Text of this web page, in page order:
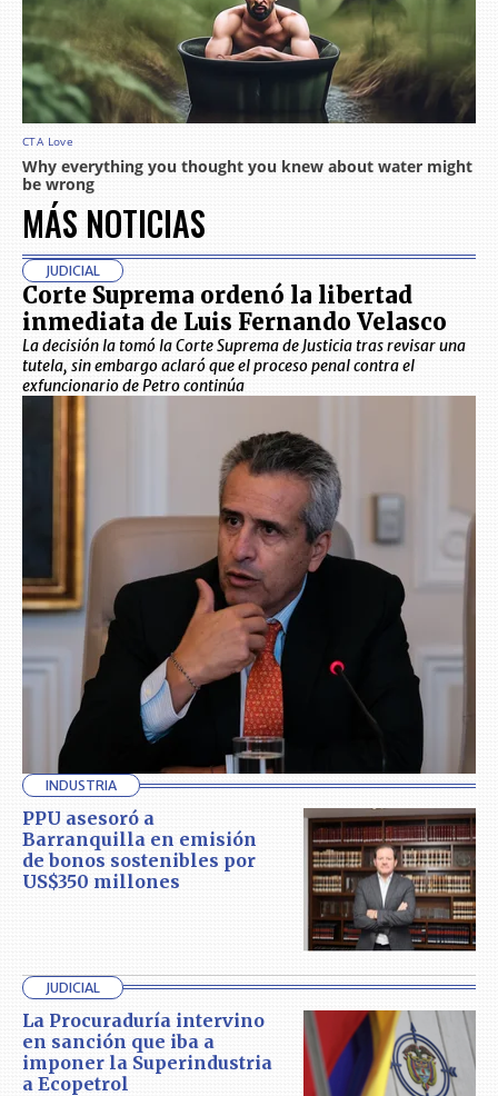
MÁS NOTICIAS
JUDICIAL
Corte Suprema ordenó la libertad
inmediata de Luis Fernando Velasco
La decisión la tomó la Corte Suprema de Justicia tras revisar una
tutela, sin embargo aclaró que el proceso penal contra el
exfuncionario de Petro continúa
INDUSTRIA
PPU asesoró a
Barranquilla en emisión
de bonos sostenibles por
US$350 millones
JUDICIAL
La Procuraduría intervino
en sanción que iba a
imponer la Superindustria
a Ecopetrol